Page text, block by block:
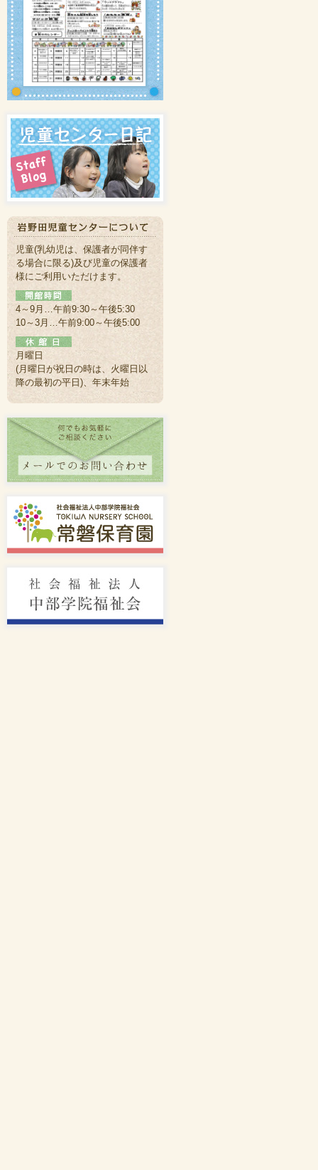
児童(乳幼児は、保護者が同伴す
る場合に限る)及び児童の保護者
様にご利用いただけます。
4～9月…午前9:30～午後5:30
10～3月…午前9:00～午後5:00
月曜日
(月曜日が祝日の時は、火曜日以
降の最初の平日)、年末年始